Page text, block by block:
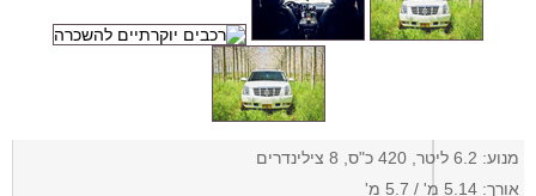
מנוע: 6.2 ליטר, 420 כ"ס, 8 צילינדרים
אורך: 5.14 מ' / 5.7 מ'